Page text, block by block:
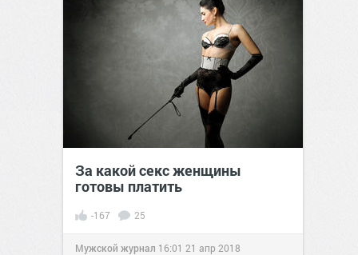
За какой секс женщины
готовы платить
-167 25
Мужской журнал 16:01 21 апр 2018